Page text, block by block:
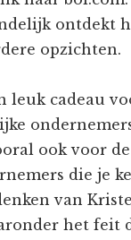
ontdekt
opzichten.
leuk cadeau
ook voor
die je
van
het feit